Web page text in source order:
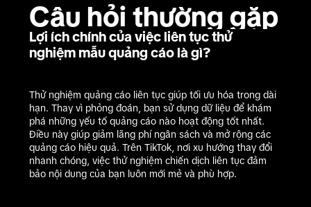
Câu hỏi thường gặp
Lợi ích chính của việc liên tục thử
nghiệm mẫu quảng cáo là gì?
Thử nghiệm quảng cáo liên tục giúp tối ưu hóa trong dài
hạn. Thay vì phỏng đoán, bạn sử dụng dữ liệu để khám
phá những yếu tố quảng cáo nào hoạt động tốt nhất.
Điều này giúp giảm lãng phí ngân sách và mở rộng các
quảng cáo hiệu quả. Trên TikTok, nơi xu hướng thay đổi
nhanh chóng, việc thử nghiệm chiến dịch liên tục đảm
bảo nội dung của bạn luôn mới mẻ và phù hợp.